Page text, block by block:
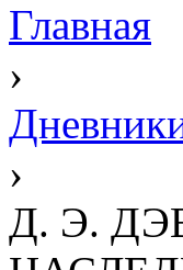
Главная
›
›
Д. Э.